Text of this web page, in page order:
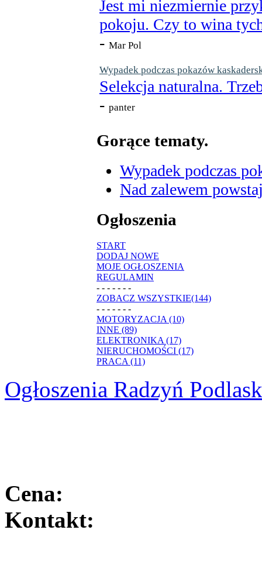
Jest mi niezmiernie
pokoju. Czy to wina
- Mar Pol
Wypadek podczas pokazów
Selekcja naturalna.
- panter
Gorące tematy.
Wypadek podczas
Nad zalewem
Ogłoszenia
START
DODAJ NOWE
MOJE OGŁOSZENIA
REGULAMIN
- - - - - - -
ZOBACZ WSZYSTKIE(144)
- - - - - - -
MOTORYZACJA (10)
INNE (89)
ELEKTRONIKA (17)
NIERUCHOMOŚCI (17)
PRACA (11)
Ogłoszenia Radzyń
Cena:
Kontakt: